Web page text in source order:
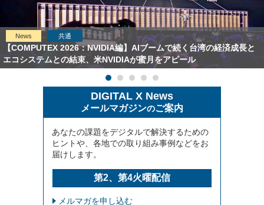
News 共通
【COMPUTEX 2026：NVIDIA編】AIブームで続く台湾の経済成長と
エコシステムとの結束、米NVIDIAが蜜月をアピール
DIGITAL X News
メールマガジンのご案内
あなたの課題をデジタルで解決するための
ヒントや、各地での取り組み事例などをお
届けします。
第2、第4火曜配信
メルマガを申し込む